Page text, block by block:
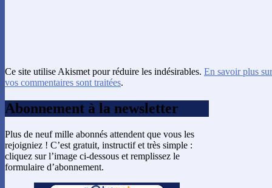
Ce site utilise Akismet pour réduire les indésirables. En savoir plus
vos commentaires sont traitées.
Abonnement à la newsletter
Plus de neuf mille abonnés attendent que vous les
rejoigniez ! C’est gratuit, instructif et très simple :
cliquez sur l’image ci-dessous et remplissez le
formulaire d’abonnement.